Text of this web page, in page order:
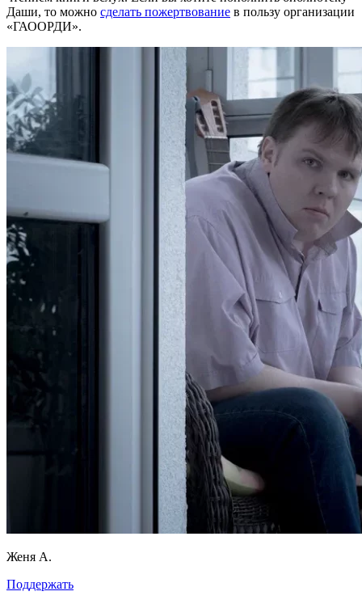
Даши, то можно сделать пожертвование в пользу организации
«ГАООРДИ».
Женя А.
Поддержать